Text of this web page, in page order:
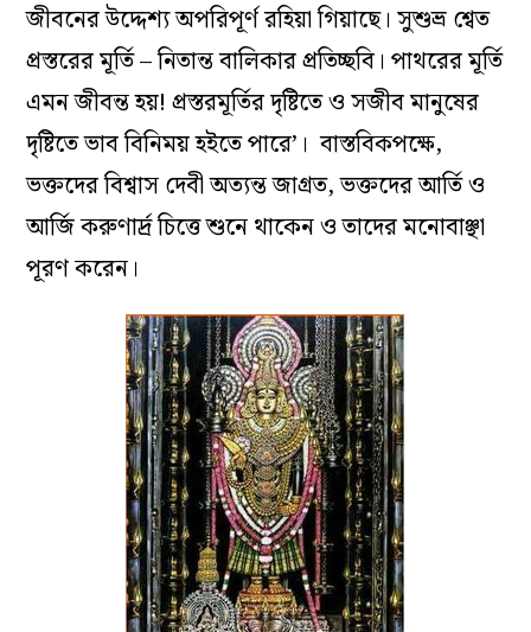
জীবনের উদ্দেশ্য অপরিপূর্ণ রহিয়া গিয়াছে। সুশুভ্র শ্বেত
প্রস্তরের মূর্তি – নিতান্ত বালিকার প্রতিচ্ছবি। পাথরের মূর্তি
এমন জীবন্ত হয়! প্রস্তরমূর্তির দৃষ্টিতে ও সজীব মানুষের
দৃষ্টিতে ভাব বিনিময় হইতে পারে’। বাস্তবিকপক্ষে,
ভক্তদের বিশ্বাস দেবী অত্যন্ত জাগ্রত, ভক্তদের আর্তি ও
আর্জি করুণার্দ্র চিত্তে শুনে থাকেন ও তাদের মনোবাঞ্ছা
পূরণ করেন।